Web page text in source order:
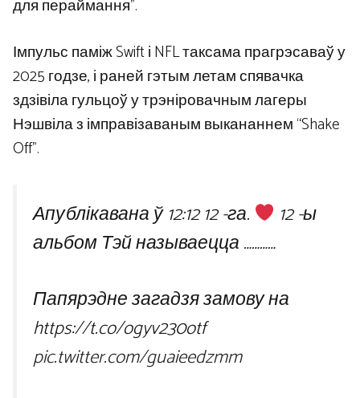
для пераймання”.
Імпульс паміж Swift і NFL таксама прагрэсаваў у
2025 годзе, і раней гэтым летам спявачка
здзівіла гульцоў у трэніровачным лагеры
Нэшвіла з імправізаваным выкананнем “Shake
Off”.
Апублікавана ў 12:12 12 -га.
12 -ы
альбом Тэй называецца …………
Папярэдне загадзя замову на
https://t.co/ogyv230otf
pic.twitter.com/guaieedzmm